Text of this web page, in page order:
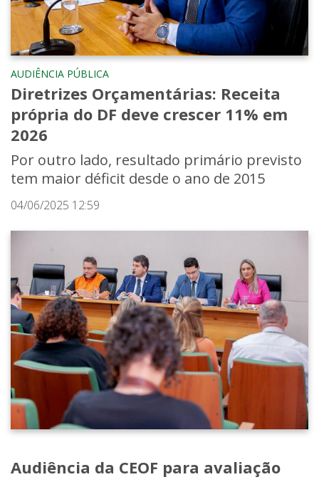
AUDIÊNCIA PÚBLICA
Diretrizes Orçamentárias: Receita
própria do DF deve crescer 11% em
2026
Por outro lado, resultado primário previsto
tem maior déficit desde o ano de 2015
04/06/2025 12:59
Audiência da CEOF para avaliação